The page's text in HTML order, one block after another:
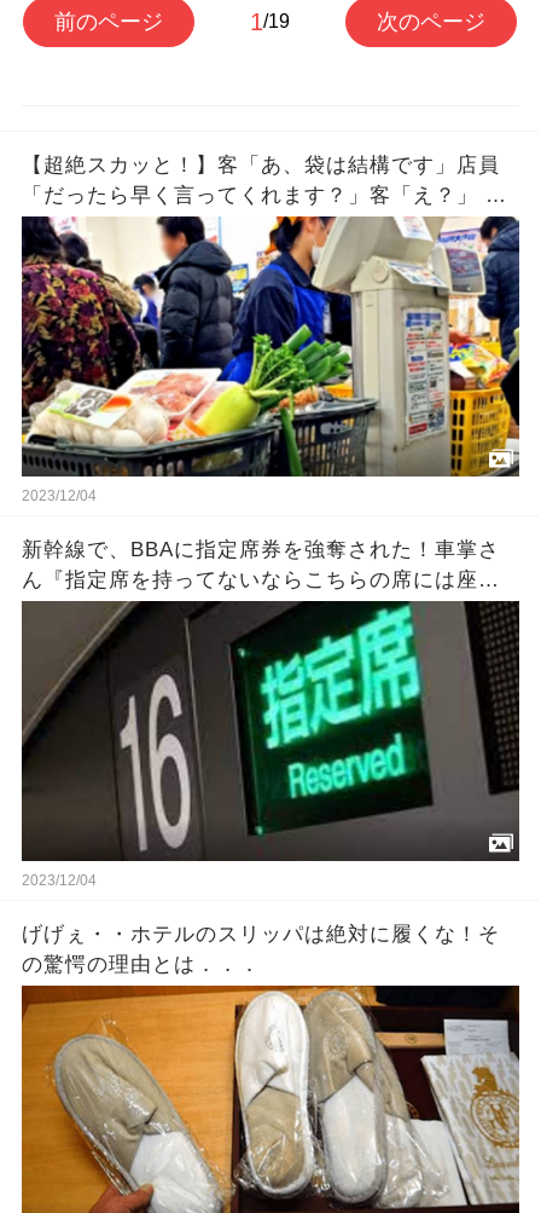
前のページ 1/19 次のページ
【超絶スカッと！】客「あ、袋は結構です」店員
「だったら早く言ってくれます？」客「え？」 店
員「（袋を雑にしまう）」 →それを見た客が…
2023/12/04
新幹線で、BBAに指定席券を強奪された！車掌さ
ん『指定席を持ってないならこちらの席には座ら
ないで』私「へ？今この人に奪われたんですけ
ど？」→結果・・・
2023/12/04
げげぇ・・ホテルのスリッパは絶対に履くな！そ
の驚愕の理由とは．．．